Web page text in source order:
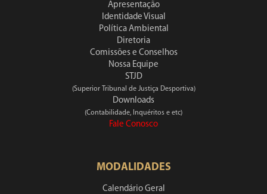
Apresentação
Identidade Visual
Política Ambiental
Diretoria
Comissões e Conselhos
Nossa Equipe
STJD
(Superior Tribunal de Justiça Desportiva)
Downloads
(Contabilidade, Inquéritos e etc)
Fale Conosco
MODALIDADES
Calendário Geral